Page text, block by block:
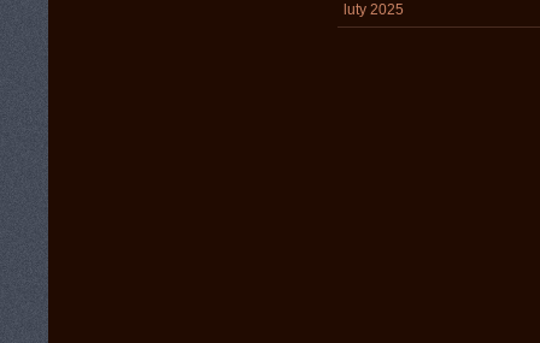
luty 2025